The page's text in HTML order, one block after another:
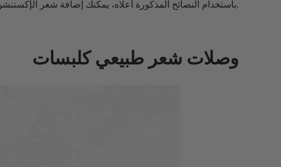
باستخدام النصائح المذكورة أعلاه، يمكنك إضافة شعر الإكستنشن إلى شعرك الكيرلي للحصول على مظهر رائع دون إتلاف شعرك الطبيعي.
وصلات شعر طبيعي كلبسات